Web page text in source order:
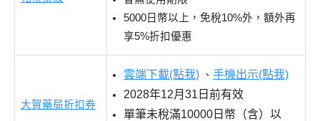
5000日幣以上，免稅10%外，額外再
享5%折扣優惠
大賀藥局折扣券
雲端下載(點我) 、 手機出示(點我)
2028年12月31日前有效
單筆未稅滿10000日幣（含）以